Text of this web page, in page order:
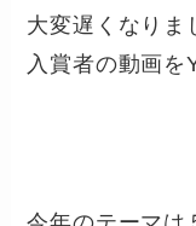
大変遅くなりま
入賞者の動画を